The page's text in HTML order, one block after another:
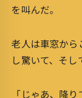
を叫んだ。
老人は車窓か
し驚いて、そし
「じゃあ、降り